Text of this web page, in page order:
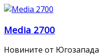
Skip
content
Media 2700
Новините от Югозапада